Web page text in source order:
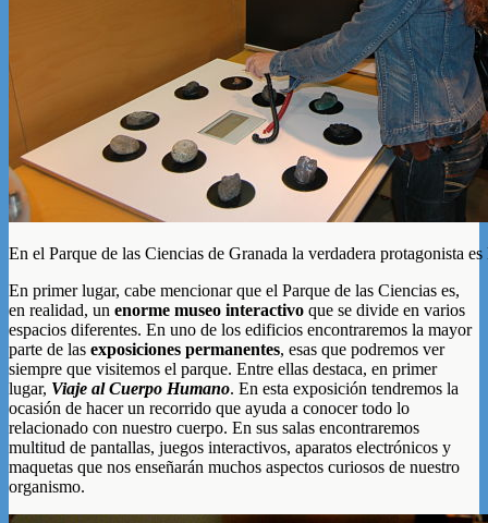
En el Parque de las Ciencias de Granada la verdadera protagonista
En primer lugar, cabe mencionar que el Parque de las Ciencias es,
en realidad, un enorme museo interactivo que se divide en varios
espacios diferentes. En uno de los edificios encontraremos la mayor
parte de las exposiciones permanentes, esas que podremos ver
siempre que visitemos el parque. Entre ellas destaca, en primer
lugar, Viaje al Cuerpo Humano. En esta exposición tendremos la
ocasión de hacer un recorrido que ayuda a conocer todo lo
relacionado con nuestro cuerpo. En sus salas encontraremos
multitud de pantallas, juegos interactivos, aparatos electrónicos y
maquetas que nos enseñarán muchos aspectos curiosos de nuestro
organismo.